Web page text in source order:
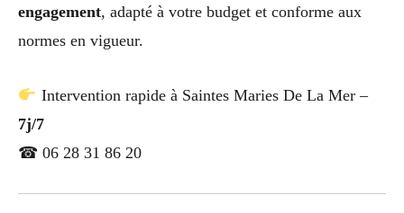
engagement, adapté à votre budget et conforme aux
normes en vigueur.
Intervention rapide à Saintes Maries De La Mer –
7j/7
☎ 06 28 31 86 20